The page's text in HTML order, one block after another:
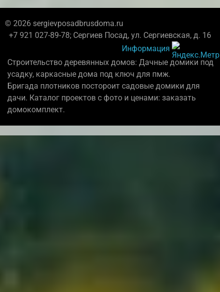
© 2026 sergievposadbrusdoma.ru
+7 921 027-89-78; Сергиев Посад, ул. Сергиевская, д. 16
Информация
Строительство деревянных домов: Дачные домики под
усадку, каркасные дома под ключ для пмж.
Бригада плотников постороит садовые домики для
дачи. Каталог проектов с фото и ценами: заказать
домокомплект.